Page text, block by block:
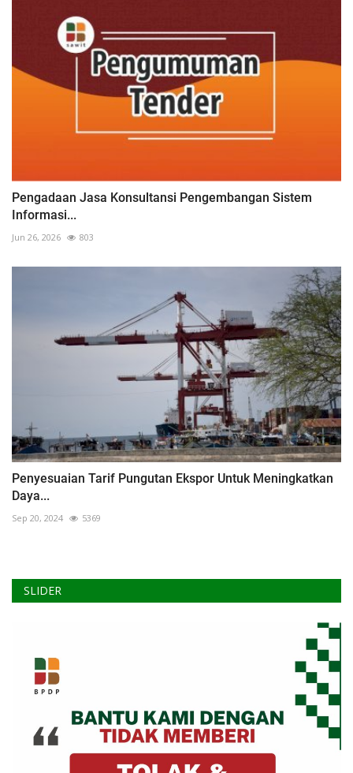
Pengadaan Jasa Konsultansi Pengembangan Sistem
Informasi...
Jun 26, 2026 803
Penyesuaian Tarif Pungutan Ekspor Untuk Meningkatkan
Daya...
Sep 20, 2024 5369
SLIDER